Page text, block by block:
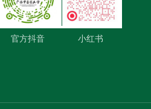
官方抖音 小红书